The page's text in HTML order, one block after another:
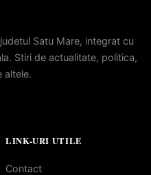
Satu Mare, integrat cu
Stiri de actualitate, politica,
altele.
LINK-URI UTILE
Contact